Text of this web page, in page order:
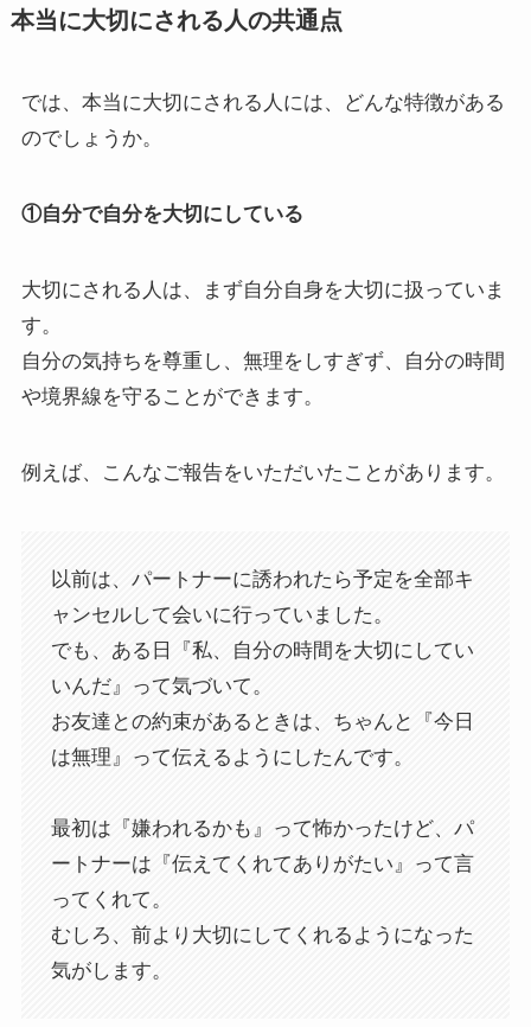
本当に大切にされる人の共通点
では、本当に大切にされる人には、どんな特徴がある
のでしょうか。
①自分で自分を大切にしている
大切にされる人は、まず自分自身を大切に扱っていま
す。
自分の気持ちを尊重し、無理をしすぎず、自分の時間
や境界線を守ることができます。
例えば、こんなご報告をいただいたことがあります。
以前は、パートナーに誘われたら予定を全部キ
ャンセルして会いに行っていました。
でも、ある日『私、自分の時間を大切にしてい
いんだ』って気づいて。
お友達との約束があるときは、ちゃんと『今日
は無理』って伝えるようにしたんです。
最初は『嫌われるかも』って怖かったけど、パ
ートナーは『伝えてくれてありがたい』って言
ってくれて。
むしろ、前より大切にしてくれるようになった
気がします。